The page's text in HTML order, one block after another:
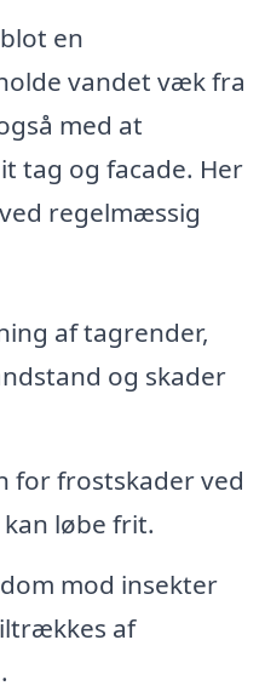
en
vandet væk fra
med at
tag og facade. Her
regelmæssig
af tagrender,
og skader
for frostskader ved
løbe frit.
mod insekter
af